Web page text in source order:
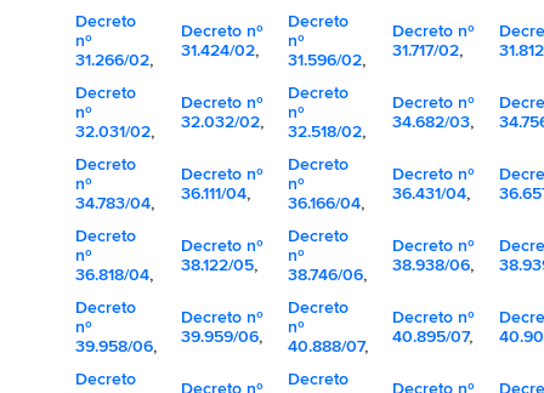
Decreto
nº
31.266/02,
Decreto nº
31.424/02,
Decreto
nº
31.596/02,
Decreto nº
31.717/02,
Decreto
nº
32.031/02,
Decreto nº
32.032/02,
Decreto
nº
32.518/02,
Decreto nº
34.682/03,
Decreto
nº
34.783/04,
Decreto nº
36.111/04,
Decreto
nº
36.166/04,
Decreto nº
36.431/04,
Decreto
nº
36.818/04,
Decreto nº
38.122/05,
Decreto
nº
38.746/06,
Decreto nº
38.938/06,
Decreto
nº
39.958/06,
Decreto nº
39.959/06,
Decreto
nº
40.888/07,
Decreto nº
40.895/07,
Decreto
Decreto nº
Decreto
Decreto nº